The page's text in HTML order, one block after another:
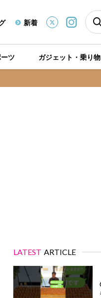
新着
ツ ガジェット・乗り物
LATEST ARTICLE